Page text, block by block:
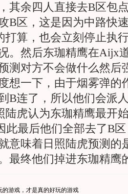
其余四人直接去B区包
B区，这是因为中路快
打算，也会立刻停止执
。然后东珈精鹰在Aijx
测对方不会做什么然后
想一下，由于烟雾弹的
B连了，所以他们会派
陆虎认为东珈精鹰最开
此最后他们全部去了B
意味着日照陆虎预测的
最终他们掉进东珈精鹰
的游戏，才是真的好玩的游戏